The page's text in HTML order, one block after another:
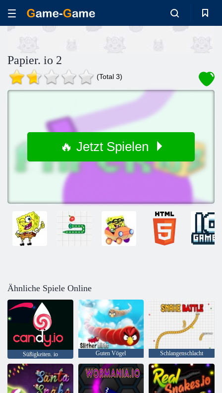
Papier. io 2
(Total 3)
🔥 Jetzt Spielen
Ähnliche Spiele Online
Süßigkeiten. io Guten Vögel Schlangenschlacht